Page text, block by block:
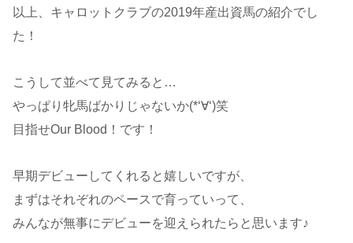
以上、キャロットクラブの2019年産出資馬の紹介でし
た！
こうして並べて見てみると…
やっぱり牝馬ばかりじゃないか(*‘∀‘)笑
目指せOur Blood！です！
早期デビューしてくれると嬉しいですが、
まずはそれぞれのペースで育っていって、
みんなが無事にデビューを迎えられたらと思います♪